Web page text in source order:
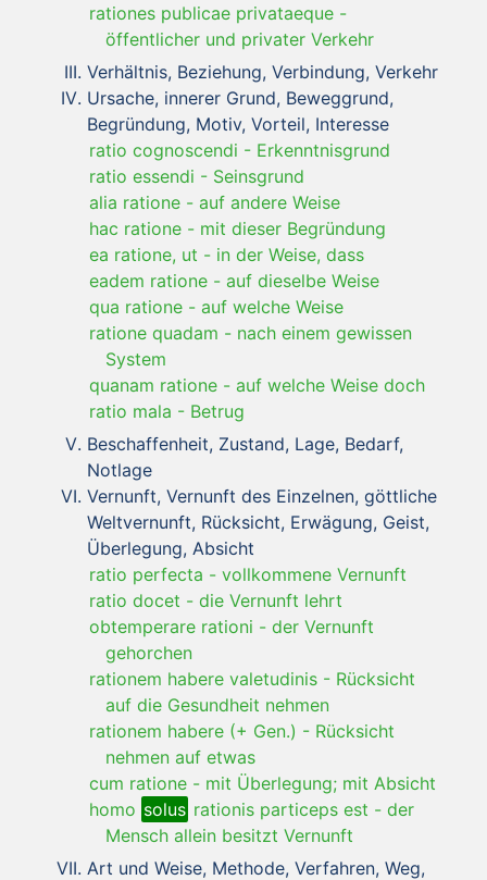
rationes publicae privataeque -
öffentlicher und privater Verkehr
Verhältnis, Beziehung, Verbindung, Verkehr
Ursache, innerer Grund, Beweggrund,
Begründung, Motiv, Vorteil, Interesse
ratio cognoscendi - Erkenntnisgrund
ratio essendi - Seinsgrund
alia ratione - auf andere Weise
hac ratione - mit dieser Begründung
ea ratione, ut - in der Weise, dass
eadem ratione - auf dieselbe Weise
qua ratione - auf welche Weise
ratione quadam - nach einem gewissen
System
quanam ratione - auf welche Weise doch
ratio mala - Betrug
Beschaffenheit, Zustand, Lage, Bedarf,
Notlage
Vernunft, Vernunft des Einzelnen, göttliche
Weltvernunft, Rücksicht, Erwägung, Geist,
Überlegung, Absicht
ratio perfecta - vollkommene Vernunft
ratio docet - die Vernunft lehrt
obtemperare rationi - der Vernunft
gehorchen
rationem habere valetudinis - Rücksicht
auf die Gesundheit nehmen
rationem habere (+ Gen.) - Rücksicht
nehmen auf etwas
cum ratione - mit Überlegung; mit Absicht
homo solus rationis particeps est - der
Mensch allein besitzt Vernunft
Art und Weise, Methode, Verfahren, Weg,